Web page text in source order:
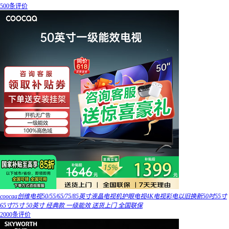
500条评价
coocaa创维电视50/55/65/75/85英寸液晶电视机护眼电视4K电视彩电以旧换新50吋55寸
65寸75寸 50英寸 经典款 一级能效 送货上门 全国联保
2000条评价